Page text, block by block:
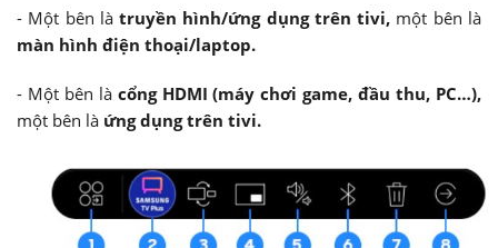
- Một bên làtruyền hình/ứng dụng trên tivi, một bên là
màn hình điện thoại/laptop.
- Một bên là cổng HDMI (máy chơi game, đầu thu, PC…),
một bên là ứng dụng trên tivi.